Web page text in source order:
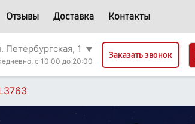
Отзывы Доставка Контакты
Петербургская, 1
▼
с 10:00 до 20:00
Заказать звонок